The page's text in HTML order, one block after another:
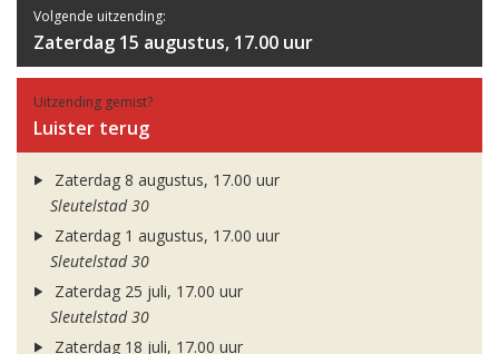
Volgende uitzending:
Zaterdag 15 augustus, 17.00 uur
Uitzending gemist?
Luister terug
Zaterdag 8 augustus, 17.00 uur
Sleutelstad 30
Zaterdag 1 augustus, 17.00 uur
Sleutelstad 30
Zaterdag 25 juli, 17.00 uur
Sleutelstad 30
Zaterdag 18 juli, 17.00 uur